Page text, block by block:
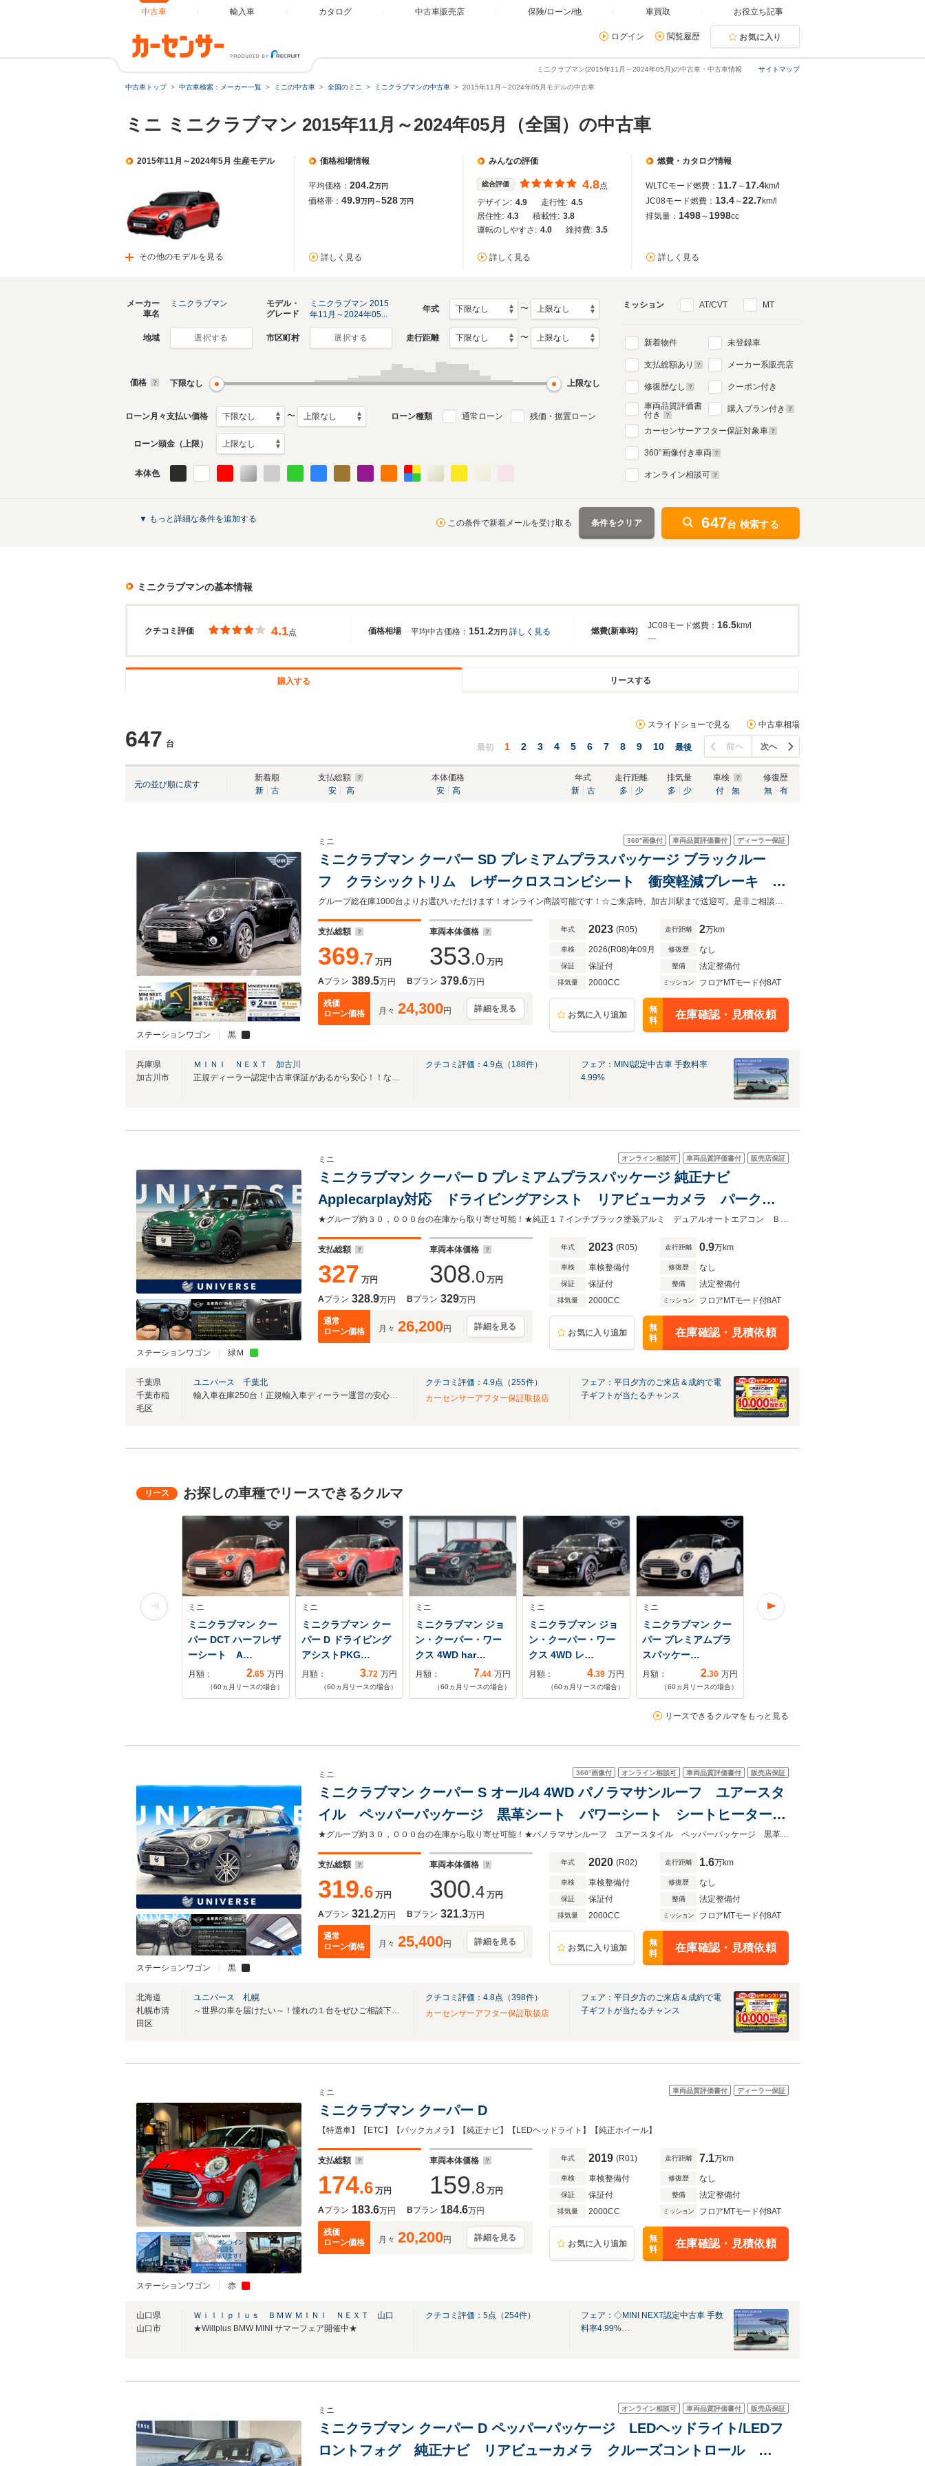
中古車 輸入車 カタログ 中古車販売店 保険/ローン/他 車買取 お役立ち記事
ログイン 閲覧履歴 お気に入り
サイトマップ
ミニクラブマン(2015年11月～2024年05月)の中古車・中古車情報
中古車トップ 中古車検索：メーカー一覧 ミニの中古車 全国のミニ ミニクラブマンの中古車 2015年11月～2024年05月モデルの中古車
ミニ ミニクラブマン 2015年11月～2024年05月（全国）の中古車
2015年11月～2024年5月 生産モデル
その他のモデルを見る
価格相場情報
平均価格： 204.2万円
価格帯： 49.9万円～528 万円
詳しく見る
みんなの評価
総合評価 4.8点
デザイン: 4.9 走行性: 4.5
居住性: 4.3 積載性: 3.8
運転のしやすさ: 4.0 維持費: 3.5
詳しく見る
燃費・カタログ情報
WLTCモード燃費： 11.7～ 17.4km/l
JC08モード燃費： 13.4～22.7km/l
排気量： 1498～ 1998cc
詳しく見る
生産モデル
月生産モデル
ミニクラブマンのカタログを見る
メーカー
車名
ミニクラブマン
モデル・
グレード
ミニクラブマン 2015
年11月～2024年05...
年式 〜
地域 選択する 市区町村 選択する 走行距離 〜
価格 下限なし 上限なし
ローン月々支払い価格 〜 ローン種類 通常ローン 残価・据置ローン
ローン頭金（上限）
本体色
ミッション AT/CVT MT
新着物件
支払総額あり
修復歴なし
車両品質評価書
付き
未登録車
メーカー系販売店
クーポン付き
購入プラン付き
カーセンサーアフター保証対象車
360°画像付き車両
オンライン相談可
▼ もっと詳細な条件を追加する この条件で新着メールを受け取る 条件をクリア 647台 検索する
ミニクラブマンの基本情報
クチコミ評価 価格相場 燃費(新車時)
4.1点 平均中古価格： 151.2万円 詳しく見る
JC08モード燃費： 16.5km/l
---
購入する リースする
647 台
スライドショーで見る 中古車相場
最初 1 2 3 4 5 6 7 8 9 10 最後 前へ 次へ
元の並び順に戻す
新着順
新
古
支払総額
安
高
本体価格
安
高
年式
新
古
走行距離
多
少
排気量
多
少
車検
付
無
修復歴
無
有
ステーションワゴン 黒
360°画像付 車両品質評価書付 ディーラー保証
ミニ
ミニクラブマン クーパー SD プレミアムプラスパッケージ ブラックルー
フ クラシックトリム レザークロスコンビシート 衝突軽減ブレーキ 追
従型クルーズコントロール 車線逸脱警告 前車接近警告 バックカメ
ラ ETC内蔵ミラー Bluetooth接続可 ワイヤレス充電
グループ総在庫1000台よりお選びいただけます！オンライン商談可能です！☆ご来店時、加古川駅まで送迎可。是非ご相談下さい☆雨天時・夜間でもご覧いただけるブースもございます！
支払総額
369.7 万円
車両本体価格
353.0 万円
Aプラン 389.5万円 Bプラン 379.6万円
残価
ローン価格
月々 24,300円 詳細を見る
年式 2023 (R05) 走行距離 2万km
車検 2026(R08)年09月 修復歴 なし
保証 保証付 整備 法定整備付
排気量 2000CC ミッション フロアMTモード付8AT
お気に入り追加
無
料
在庫確認・見積依頼
兵庫県
加古川市
ＭＩＮＩ ＮＥＸＴ 加古川
正規ディーラー認定中古車保証があるから安心！！なんと展示在庫台数は全国最大級！！
クチコミ評価： 4.9点（ 188件）
フェア：MINI認定中古車 手数料率
4.99%
ステーションワゴン 緑Ｍ
オンライン相談可 車両品質評価書付 販売店保証
ミニ
ミニクラブマン クーパー D プレミアムプラスパッケージ 純正ナビ
Applecarplay対応 ドライビングアシスト リアビューカメラ パークデ
ィスタンスコントロール シートヒーター アクティブクルーズコントロー
ル マルチディスプレイメーター ミラーETC
★グループ約３０，０００台の在庫から取り寄せ可能！★純正１７インチブラック塗装アルミ デュアルオートエアコン Ｂｌｕｅｔｏｏｔｈ コンフォートアクセス
支払総額
327 万円
車両本体価格
308.0 万円
Aプラン 328.9万円 Bプラン 329万円
通常
ローン価格
月々 26,200円 詳細を見る
年式 2023 (R05) 走行距離 0.9万km
車検 車検整備付 修復歴 なし
保証 保証付 整備 法定整備付
排気量 2000CC ミッション フロアMTモード付8AT
お気に入り追加
無
料
在庫確認・見積依頼
千葉県
千葉市稲
毛区
ユニバース 千葉北
輸入車在庫250台！正規輸入車ディーラー運営の安心感を！
クチコミ評価： 4.9点（255件）
カーセンサーアフター保証取扱店
フェア：平日夕方のご来店＆成約で電
子ギフトが当たるチャンス
お探しの車種でリースできるクルマ
ミニ
ミニクラブマン クー
パー DCT ハーフレザ
ーシート A…
月額： 2.65 万円
（60ヵ月リースの場合）
ミニ
ミニクラブマン クー
パー D ドライビング
アシストPKG…
月額： 3.72 万円
（60ヵ月リースの場合）
ミニ
ミニクラブマン ジョ
ン・クーパー・ワー
クス 4WD har…
月額： 7.44 万円
（60ヵ月リースの場合）
ミニ
ミニクラブマン ジョ
ン・クーパー・ワー
クス 4WD レ…
月額： 4.39 万円
（60ヵ月リースの場合）
ミニ
ミニクラブマン クー
パー プレミアムプラ
スパッケー…
月額： 2.30 万円
（60ヵ月リースの場合）
ミニ
リースできるクルマをもっと見る
ステーションワゴン 黒
360°画像付 オンライン相談可 車両品質評価書付 販売店保証
ミニ
ミニクラブマン クーパー S オール4 4WD パノラマサンルーフ ユアースタ
イル ペッパーパッケージ 黒革シート パワーシート シートヒーター
アクティブクルーズコントロール コンフォートアクセス バックカメラ
クリアランスソナー
支払総額
319.6 万円
車両本体価格
300.4 万円
Aプラン 321.2万円 Bプラン 321.3万円
通常
ローン価格
月々 25,400円 詳細を見る
年式 2020 (R02) 走行距離 1.6万km
車検 車検整備付 修復歴 なし
保証 保証付 整備 法定整備付
排気量 2000CC ミッション フロアMTモード付8AT
お気に入り追加
無
料
在庫確認・見積依頼
北海道
札幌市清
田区
ユニバース 札幌
クチコミ評価： 4.8点（398件）
カーセンサーアフター保証取扱店
フェア：平日夕方のご来店＆成約で電
子ギフトが当たるチャンス
ステーションワゴン 赤
車両品質評価書付 ディーラー保証
ミニ
ミニクラブマン クーパー D
【特選車】【ETC】【バックカメラ】【純正ナビ】【LEDヘッドライト】【純正ホイール】
支払総額
174.6 万円
車両本体価格
159.8 万円
Aプラン 183.6万円 Bプラン 184.6万円
残価
ローン価格
月々 20,200円 詳細を見る
年式 2019 (R01) 走行距離 7.1万km
車検 車検整備付 修復歴 なし
保証 保証付 整備 法定整備付
排気量 2000CC ミッション フロアMTモード付8AT
お気に入り追加
無
料
在庫確認・見積依頼
山口県
山口市
Ｗｉｌｌｐｌｕｓ ＢＭＷ ＭＩＮＩ ＮＥＸＴ 山口
★Willplus BMW MINI サマーフェア開催中★
クチコミ評価： 5点（254件）
フェア：◇MINI NEXT認定中古車 手数
料率4.99%…
オンライン相談可 車両品質評価書付 販売店保証
ミニ
ミニクラブマン クーパー D ペッパーパッケージ LEDヘッドライト/LEDフ
ロントフォグ 純正ナビ リアビューカメラ クルーズコントロール